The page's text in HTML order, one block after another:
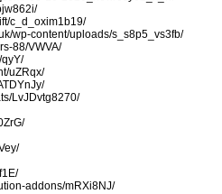
c_d_oxim1b19/
wp-content/uploads/s_s8p5_vs3fb/
88/VWVA/
uZRqx/
LvJDvtg8270/
addons/mRXi8NJ/